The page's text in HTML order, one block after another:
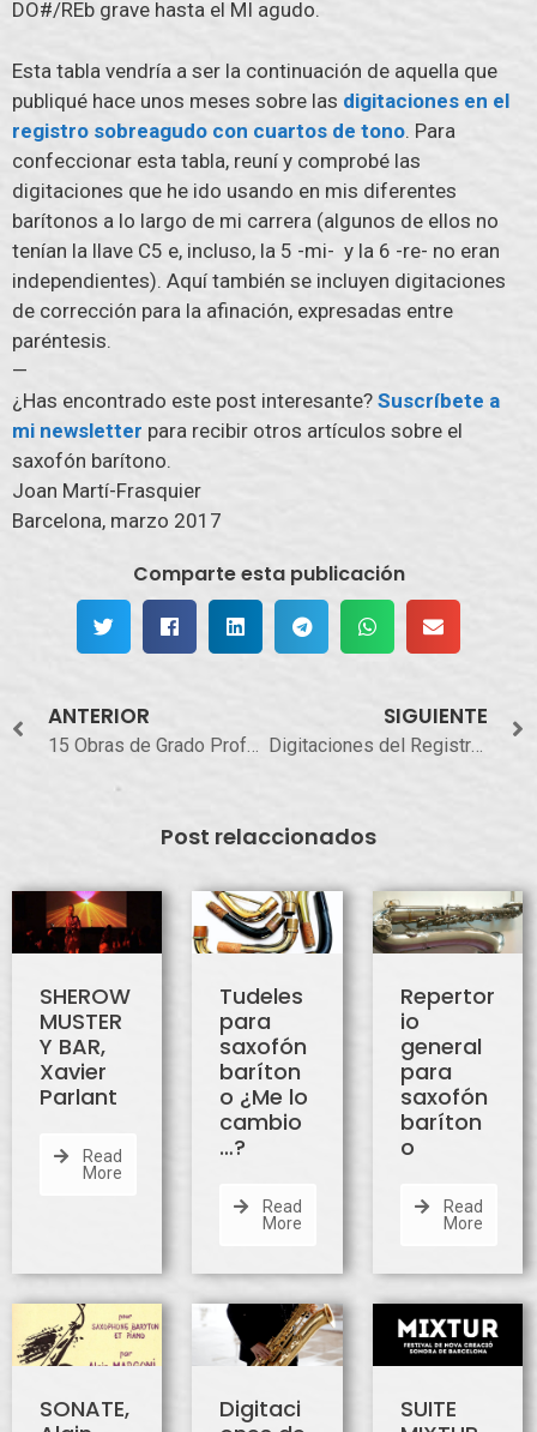
DO#/REb grave hasta el MI agudo.
Esta tabla vendría a ser la continuación de aquella que
publiqué hace unos meses sobre las digitaciones en el
registro sobreagudo con cuartos de tono . Para
confeccionar esta tabla, reuní y comprobé las
digitaciones que he ido usando en mis diferentes
barítonos a lo largo de mi carrera (algunos de ellos no
tenían la llave C5 e, incluso, la 5 -mi- y la 6 -re- no eran
independientes). Aquí también se incluyen digitaciones
de corrección para la afinación, expresadas entre
paréntesis.
—
¿Has encontrado este post interesante? Suscríbete a
mi newsletter para recibir otros artículos sobre el
saxofón barítono.
Joan Martí-Frasquier
Barcelona, marzo 2017
Comparte esta publicación
ANTERIOR SIGUIENTE
Digitaciones del Registro Sobreagudo en el Saxofón Barítono
Post relaccionados
SHEROW
MUSTER
Y BAR,
Xavier
Parlant
Read
More
Tudeles
para
saxofón
baríton
o ¿Me lo
cambio
…?
Read
More
Repertor
io
general
para
saxofón
baríton
o
Read
More
SONATE,
Digitaci
SUITE